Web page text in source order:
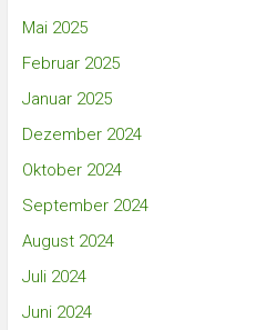
Mai 2025
Februar 2025
Januar 2025
Dezember 2024
Oktober 2024
September 2024
August 2024
Juli 2024
Juni 2024